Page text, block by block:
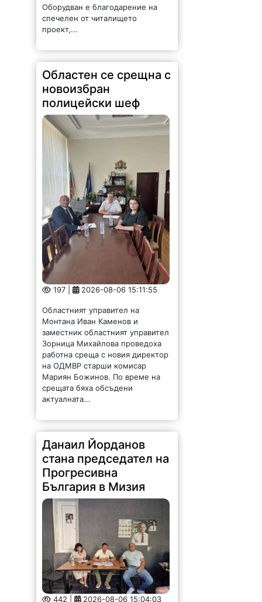
197 | 2026-08-06 15:11:55
Областният управител на
Монтана Иван Каменов и
заместник областният управител
Зорница Михайлова проведоха
работна среща с новия директор
на ОДМВР старши комисар
Мариян Божинов. По време на
срещата бяха обсъдени
актуалната...
Данаил Йорданов
стана председател на
Прогресивна
България в Мизия
442 | 2026-08-06 15:04:03
Учредиха структура на
Прогресивна България в Мизия.
За председател е избран Данаил
Георгиев Йорданов. Той е роден
на 22 април 1966 г. в с. Липница.
Женен, с две деца. Целият му...
Обновиха още две
улици в Борован